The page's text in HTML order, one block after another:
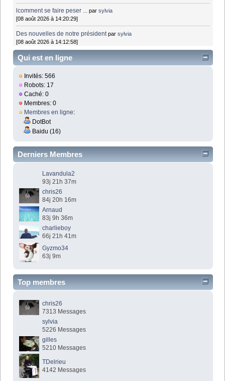
lcomment se faire peser ... parsylvia
[08 août 2026 à 14:20:29]
Des nouvelles de notre président parsylvia
[08 août 2026 à 14:12:58]
Qui est en ligne
Invités: 566
Robots: 17
Caché: 0
Membres: 0
Membres en ligne:
DotBot
Baidu (16)
Derniers Membres
Lavandula2
93j 21h 37m
chris26
84j 20h 16m
Arnaud
83j 9h 36m
charlieboy
66j 21h 41m
Gyzmo34
63j 9m
Top membres
chris26
7313 Messages
sylvia
5226 Messages
gilles
5210 Messages
TDelrieu
4142 Messages